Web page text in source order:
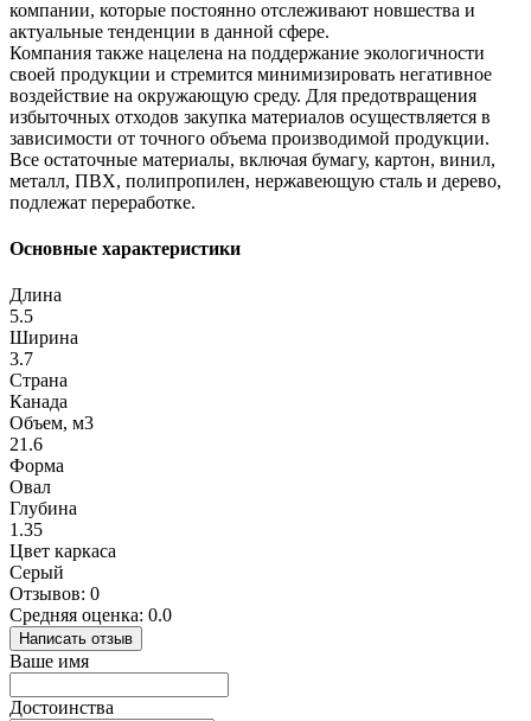
компании, которые постоянно отслеживают новшества и
актуальные тенденции в данной сфере.
Компания также нацелена на поддержание экологичности
своей продукции и стремится минимизировать негативное
воздействие на окружающую среду. Для предотвращения
избыточных отходов закупка материалов осуществляется в
зависимости от точного объема производимой продукции.
Все остаточные материалы, включая бумагу, картон, винил,
металл, ПВХ, полипропилен, нержавеющую сталь и дерево,
подлежат переработке.
Основные характеристики
Длина
5.5
Ширина
3.7
Страна
Канада
Объем, м3
21.6
Форма
Овал
Глубина
1.35
Цвет каркаса
Серый
Отзывов: 0
Средняя оценка: 0.0
Написать отзыв
Ваше имя
Достоинства